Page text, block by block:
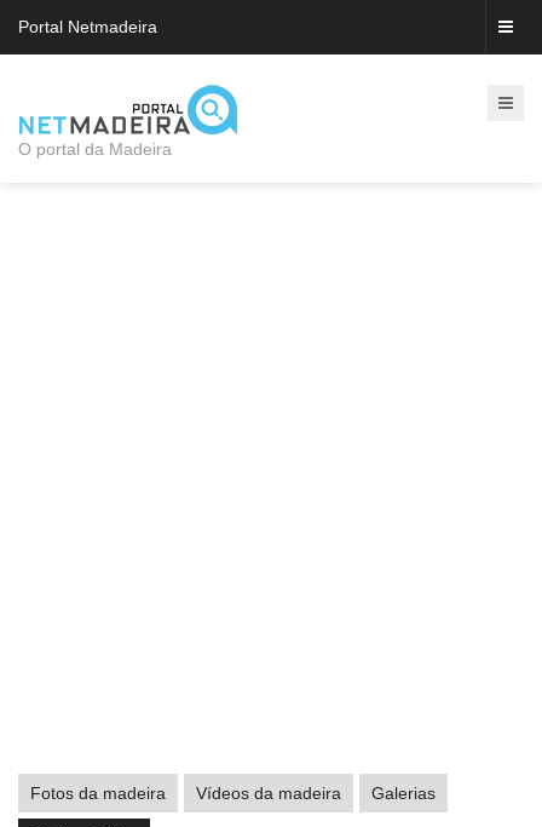
Portal Netmadeira
O portal da Madeira
Fotos da madeira Vídeos da madeira Galerias